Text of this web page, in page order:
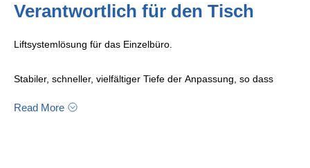
Verantwortlich für den Tisch
Liftsystemlösung für das Einzelbüro.
Stabiler, schneller, vielfältiger Tiefe der Anpassung, so dass
Read More